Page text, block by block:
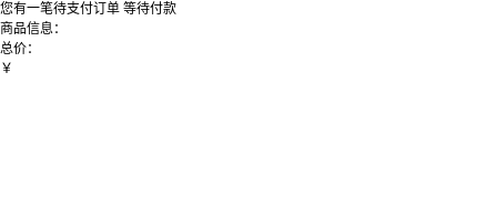
您有一笔待支付订单 等待付款
商品信息：
总价：
￥